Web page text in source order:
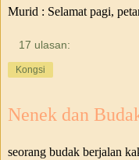
Murid : Selamat pagi,
17 ulasan:
Kongsi
Nenek dan
seorang budak berjalan